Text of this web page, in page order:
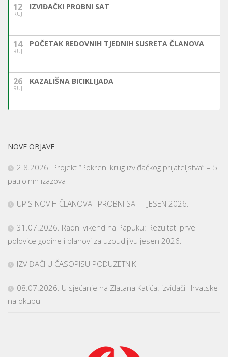
12
RUJ
IZVIĐAČKI PROBNI SAT
14
RUJ
POČETAK REDOVNIH TJEDNIH SUSRETA ČLANOVA
26
RUJ
KAZALIŠNA BICIKLIJADA
NOVE OBJAVE
2.8.2026. Projekt “Pokreni krug izviđačkog prijateljstva” – 5
patrolnih izazova
UPIS NOVIH ČLANOVA I PROBNI SAT – JESEN 2026.
31.07.2026. Radni vikend na Papuku: Rezultati prve
polovice godine i planovi za uzbudljivu jesen 2026.
IZVIĐAČI U ČASOPISU PODUZETNIK
08.07.2026. U sjećanje na Zlatana Katića: izviđači Hrvatske
na okupu